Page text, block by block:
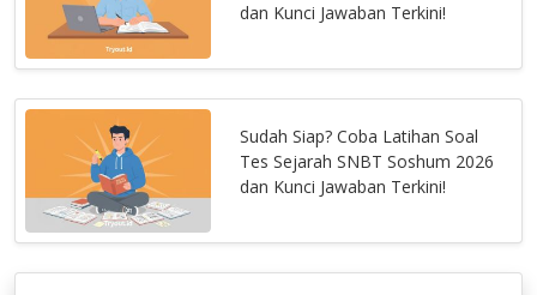
dan Kunci Jawaban Terkini!
Sudah Siap? Coba Latihan Soal
Tes Sejarah SNBT Soshum 2026
dan Kunci Jawaban Terkini!